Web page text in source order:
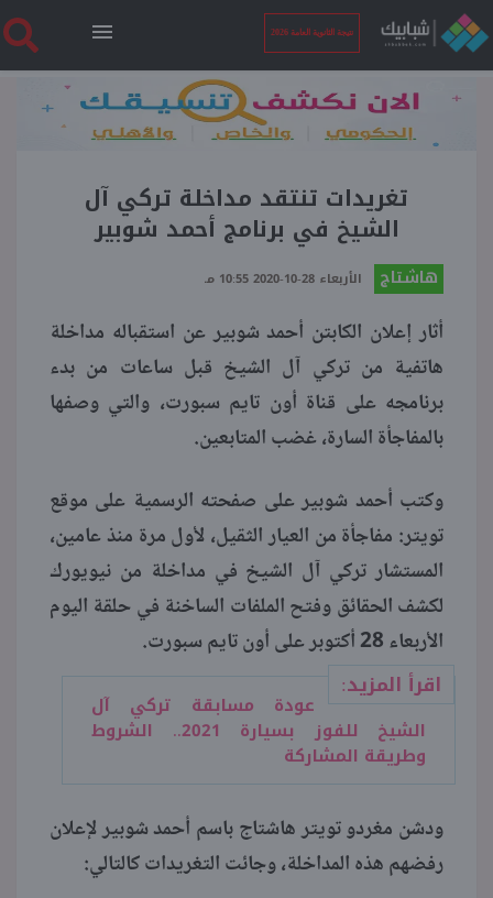
نتيجة الثانوية العامة 2026
الرئيسية
نتيجة الثانوية العامة 2026
فنجان قهوة
بوابة الطلبة
منوعات
تغريدات تنتقد مداخلة تركي آل
الشيخ في برنامج أحمد شوبير
هاشتاج الأربعاء 28-10-2020 10:55 مـ
أثار إعلان الكابتن أحمد شوبير عن استقباله مداخلة
هاتفية من تركي آل الشيخ قبل ساعات من بدء
برنامجه على قناة أون تايم سبورت، والتي وصفها
بالمفاجأة السارة، غضب المتابعين.
وكتب أحمد شوبير على صفحته الرسمية على موقع
تويتر: مفاجأة من العيار الثقيل، لأول مرة منذ عامين،
المستشار تركي آل الشيخ في مداخلة من نيويورك
لكشف الحقائق وفتح الملفات الساخنة في حلقة اليوم
الأربعاء 28 أكتوبر على أون تايم سبورت.
اقرأ المزيد:
عودة مسابقة تركي آل
الشيخ للفوز بسيارة 2021.. الشروط
وطريقة المشاركة
ودشن مغردو تويتر هاشتاج باسم أحمد شوبير لإعلان
رفضهم هذه المداخلة، وجائت التغريدات كالتالي: